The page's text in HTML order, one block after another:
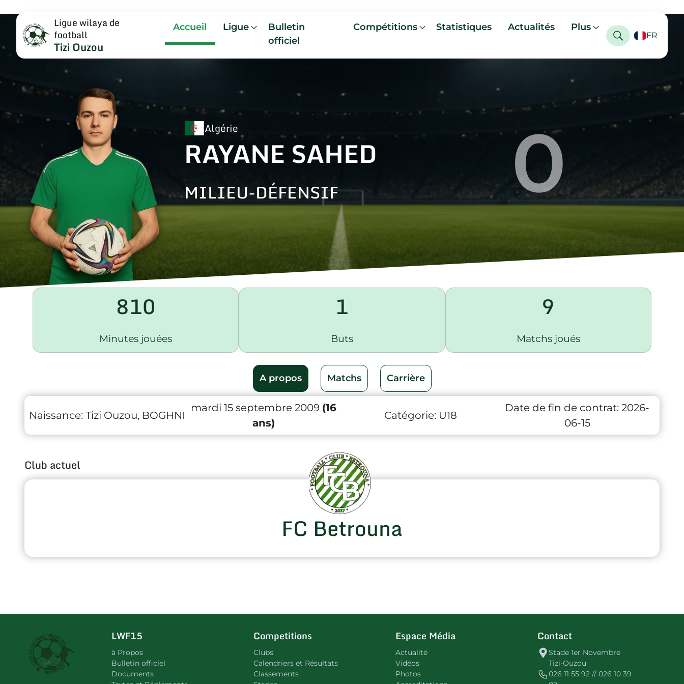
Ligue wilaya de
football
Tizi Ouzou
Accueil Ligue
Bulletin
officiel
Compétitions Statistiques Actualités Plus
FR
Algérie
RAYANE SAHED
MILIEU-DÉFENSIF 0
810
Minutes jouées
1
Buts
9
Matchs joués
A propos Matchs Carrière
Naissance: Tizi Ouzou, BOGHNI
mardi 15 septembre 2009 (16
ans)
Catégorie: U18
Date de fin de contrat: 2026-
06-15
Club actuel
FC Betrouna
LWF15
à Propos
Bulletin officiel
Documents
Competitions
Clubs
Calendriers et Résultats
Classements
Espace Média
Actualité
Vidéos
Photos
Contact
Stade 1er Novembre
Tizi-Ouzou
026 11 55 92 // 026 10 39